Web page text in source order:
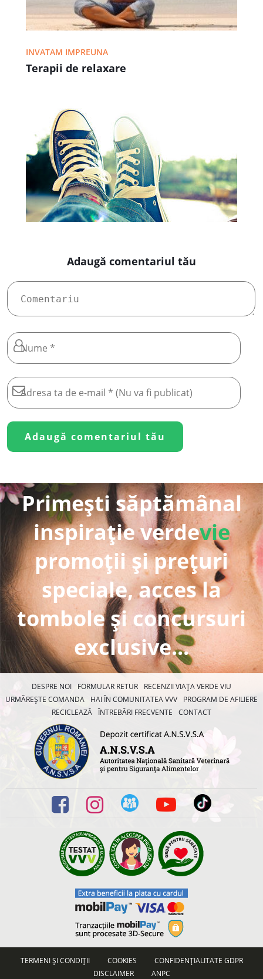
INVATAM IMPREUNA
Terapii de relaxare
Adaugă comentariul tău
Primești săptămânal
inspirație verdevie
promoții și prețuri
speciale, acces la
tombole și concursuri
exclusive...
DESPRE NOI FORMULAR RETUR
RECENZII VIAȚA VERDE VIU
URMĂREȘTE COMANDA
HAI ÎN COMUNITATEA VVV
PROGRAM DE AFILIERE
RECICLEAZĂ ÎNTREBĂRI FRECVENTE CONTACT
TERMENI ȘI CONDIȚII COOKIES
CONFIDENȚIALITATE GDPR
DISCLAIMER
ANPC